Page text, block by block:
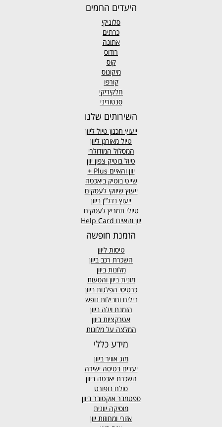
היעדים החמים
סלוניקי
כרתים
אתונה
רודוס
קוס
מיקונוס
קורפו
חלקידיקי
סנטוריני
השירותים שלנו
ייעוץ תכנון טיול ליוון
טיול מאורגן ליוון
המסלול המודולרי
טיול בוטיק צפון יוון
יוון והאיים Plus +
שייט בוטיק ביאכטה
ייעוץ שיווקי לעסקים
ייעוץ נדל"ן ביוון
טיולי תמריץ לעסקים
יוון והאיים Help Card
הזמנת חופשה
טיסות ליוון
השכרת רכב ביוון
מלונות ביוון
מונית ביוון והסעות
כרטיסי הפלגות ביוון
דילים וחבילות נופש
הזמנת וילה ביוון
אטרקציות ביוון
המלצה על מלונות
מידע כללי
מזג אוויר ביוון
יעדים בטיסה ישירה
השכרת יאכטה ביוון
סולם בופורט
ספטמבר אוקטובר ביוון
מוסיקה יוונית
אזורי ומחוזות יוון